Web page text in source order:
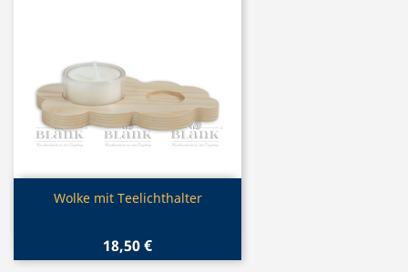
Vorschau
Wolke mit Teelichthalter
18,50 €